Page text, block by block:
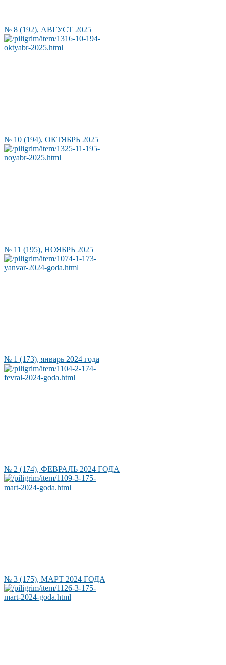
№ 8 (192), АВГУСТ 2025
№ 10 (194), ОКТЯБРЬ 2025
№ 11 (195), НОЯБРЬ 2025
№ 1 (173), январь 2024 года
№ 2 (174), ФЕВРАЛЬ 2024 ГОДА
№ 3 (175), МАРТ 2024 ГОДА